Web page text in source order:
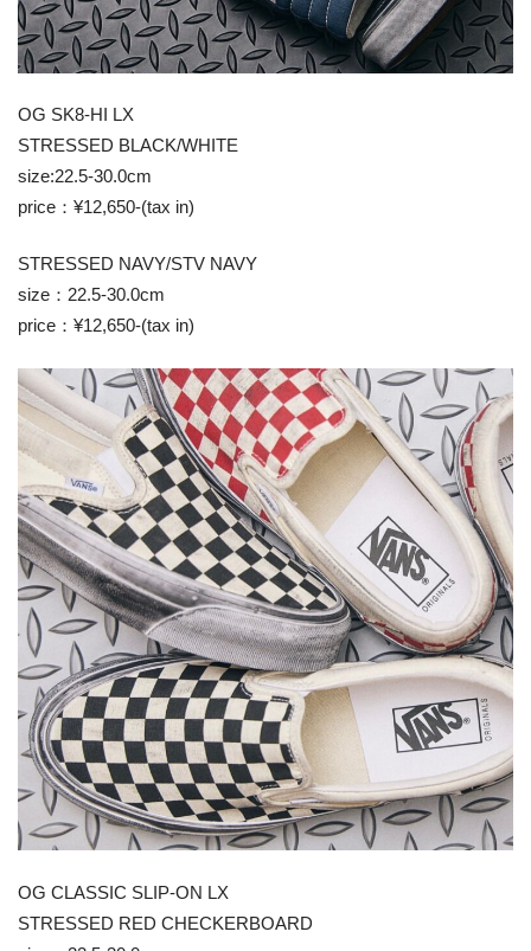
OG SK8-HI LX
STRESSED BLACK/WHITE
size:22.5-30.0cm
price：¥12,650-(tax in)
STRESSED NAVY/STV NAVY
size：22.5-30.0cm
price：¥12,650-(tax in)
OG CLASSIC SLIP-ON LX
STRESSED RED CHECKERBOARD